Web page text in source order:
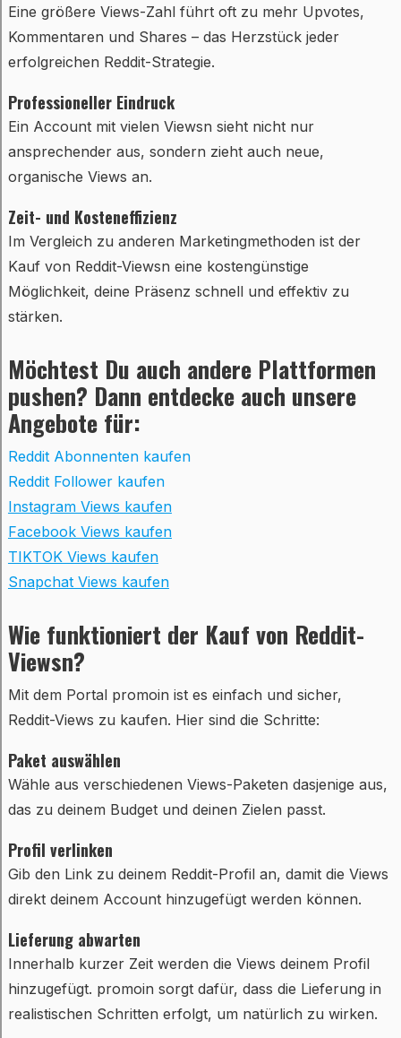
Eine größere Views-Zahl führt oft zu mehr Upvotes,
Kommentaren und Shares – das Herzstück jeder
erfolgreichen Reddit-Strategie.
Professioneller Eindruck
Ein Account mit vielen Viewsn sieht nicht nur
ansprechender aus, sondern zieht auch neue,
organische Views an.
Zeit- und Kosteneffizienz
Im Vergleich zu anderen Marketingmethoden ist der
Kauf von Reddit-Viewsn eine kostengünstige
Möglichkeit, deine Präsenz schnell und effektiv zu
stärken.
Möchtest Du auch andere Plattformen
pushen? Dann entdecke auch unsere
Angebote für:
Reddit Abonnenten kaufen
Reddit Follower kaufen
Instagram Views kaufen
Facebook Views kaufen
TIKTOK Views kaufen
Snapchat Views kaufen
Wie funktioniert der Kauf von Reddit-
Viewsn?
Mit dem Portal promoin ist es einfach und sicher,
Reddit-Views zu kaufen. Hier sind die Schritte:
Paket auswählen
Wähle aus verschiedenen Views-Paketen dasjenige aus,
das zu deinem Budget und deinen Zielen passt.
Profil verlinken
Gib den Link zu deinem Reddit-Profil an, damit die Views
direkt deinem Account hinzugefügt werden können.
Lieferung abwarten
Innerhalb kurzer Zeit werden die Views deinem Profil
hinzugefügt. promoin sorgt dafür, dass die Lieferung in
realistischen Schritten erfolgt, um natürlich zu wirken.